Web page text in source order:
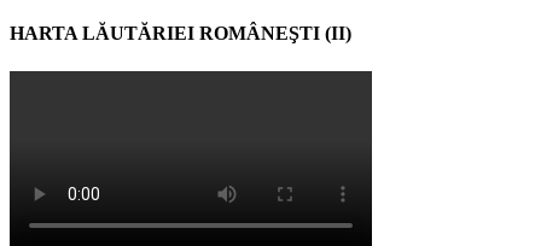
HARTA LĂUTĂRIEI ROMÂNEŞTI (II)